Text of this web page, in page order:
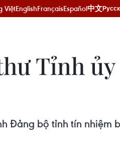
ViệtEnglishFrançaisEspañol中文
Tỉnh ủy
Đảng bộ tỉnh tín nhiệm